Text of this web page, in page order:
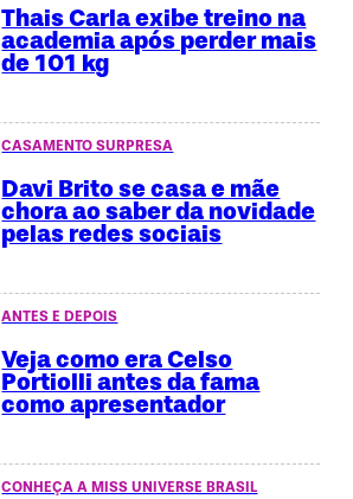
Thais Carla exibe treino na
academia após perder mais
de 101 kg
CASAMENTO SURPRESA
Davi Brito se casa e mãe
chora ao saber da novidade
pelas redes sociais
ANTES E DEPOIS
Veja como era Celso
Portiolli antes da fama
como apresentador
CONHEÇA A MISS UNIVERSE BRASIL